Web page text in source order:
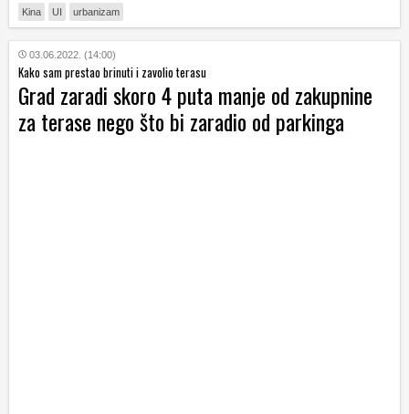
Kina UI urbanizam
03.06.2022. (14:00)
Kako sam prestao brinuti i zavolio terasu
Grad zaradi skoro 4 puta manje od zakupnine
za terase nego što bi zaradio od parkinga